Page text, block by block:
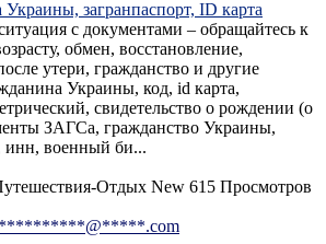
загранпаспорт, ID карта
с документами – обращайтесь к
обмен, восстановление,
утери, гражданство и другие
Украины, код, id карта,
свидетельство о рождении (о
ЗАГСа, гражданство Украины,
инн, военный би...
Отдых New 615 Просмотров